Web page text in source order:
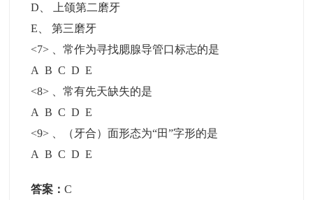
D
上颌第二磨牙
E 、第三磨牙
<7> 、常作为寻找腮腺导管口标志的是
A B C D E
<8> 、常有先天缺失的是
A B C D E
<9> 、（牙合）面形态为“田”字形的是
A B C D E
答案：C